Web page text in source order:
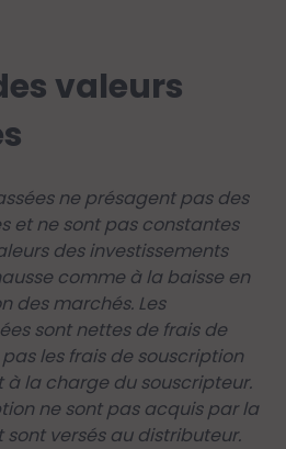
valeurs
ne présagent pas des
et ne sont pas constantes
des investissements
comme à la baisse en
des marchés. Les
sont nettes de frais de
les frais de souscription
à la charge du souscripteur.
ne sont pas acquis par la
versés au distributeur.